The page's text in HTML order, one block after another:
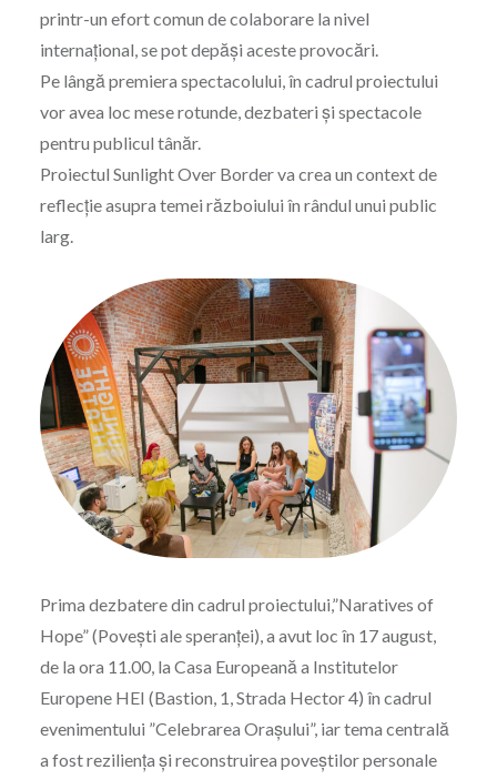
printr-un efort comun de colaborare la nivel
internațional, se pot depăși aceste provocări.
Pe lângă premiera spectacolului, în cadrul proiectului
vor avea loc mese rotunde, dezbateri și spectacole
pentru publicul tânăr.
Proiectul Sunlight Over Border va crea un context de
reflecție asupra temei războiului în rândul unui public
larg.
Prima dezbatere din cadrul proiectului,”Naratives of
Hope” (Povești ale speranței), a avut loc în 17 august,
de la ora 11.00, la Casa Europeană a Institutelor
Europene HEI (Bastion, 1, Strada Hector 4) în cadrul
evenimentului ”Celebrarea Orașului”, iar tema centrală
a fost reziliența și reconstruirea poveștilor personale